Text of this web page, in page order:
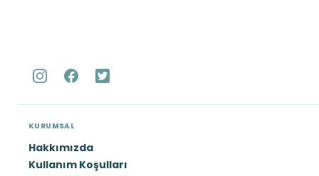
KURUMSAL
Hakkımızda
Kullanım Koşulları